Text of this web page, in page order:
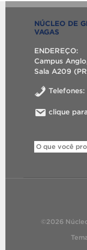
NÚCLEO DE
VAGAS
ENDEREÇO:
Campus
Sala A209
clique
©2026